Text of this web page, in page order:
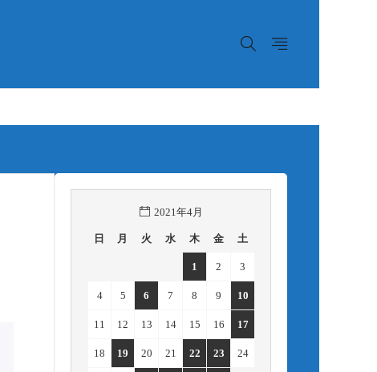
2021年4月
日 月 火 水 木 金 土
1 2 3
4 5 6 7 8 9 10
11 12 13 14 15 16 17
18 19 20 21 22 23 24